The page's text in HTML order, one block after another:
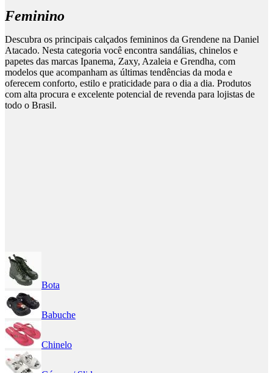
Feminino
Descubra os principais calçados femininos da Grendene na Daniel
Atacado. Nesta categoria você encontra sandálias, chinelos e
papetes das marcas Ipanema, Zaxy, Azaleia e Grendha, com
modelos que acompanham as últimas tendências da moda e
oferecem conforto, estilo e praticidade para o dia a dia. Produtos
com alta procura e excelente potencial de revenda para lojistas de
todo o Brasil.
Bota
Babuche
Chinelo